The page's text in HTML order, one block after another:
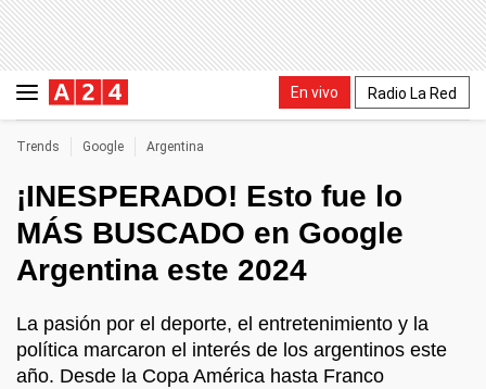
En vivo Radio La Red
Trends Google Argentina
¡INESPERADO! Esto fue lo
MÁS BUSCADO en Google
Argentina este 2024
La pasión por el deporte, el entretenimiento y la
política marcaron el interés de los argentinos este
año. Desde la Copa América hasta Franco